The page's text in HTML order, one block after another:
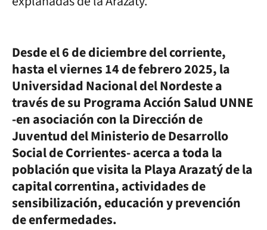
Desde el 6 de diciembre del corriente,
hasta el viernes 14 de febrero 2025, la
Universidad Nacional del Nordeste a
través de su Programa Acción Salud UNNE
-en asociación con la Dirección de
Juventud del Ministerio de Desarrollo
Social de Corrientes- acerca a toda la
población que visita la Playa Arazatý de la
capital correntina, actividades de
sensibilización, educación y prevención
de enfermedades.